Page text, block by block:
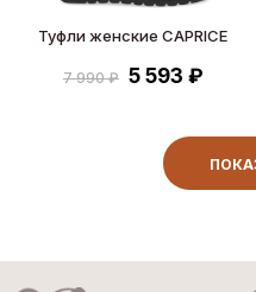
Туфли женские CAPRICE
7 990 ₽ 5 593 ₽